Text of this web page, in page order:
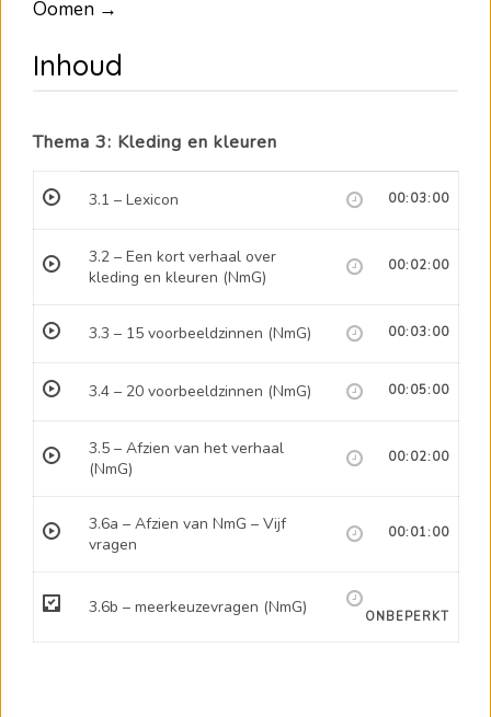
Oomen →
Inhoud
Thema 3: Kleding en kleuren
3.1 – Lexicon 00:03:00
3.2 – Een kort verhaal over
kleding en kleuren (NmG)
00:02:00
3.3 – 15 voorbeeldzinnen (NmG) 00:03:00
3.4 – 20 voorbeeldzinnen (NmG) 00:05:00
3.5 – Afzien van het verhaal
(NmG)
00:02:00
3.6a – Afzien van NmG – Vijf
vragen
00:01:00
3.6b – meerkeuzevragen (NmG) ONBEPERKT